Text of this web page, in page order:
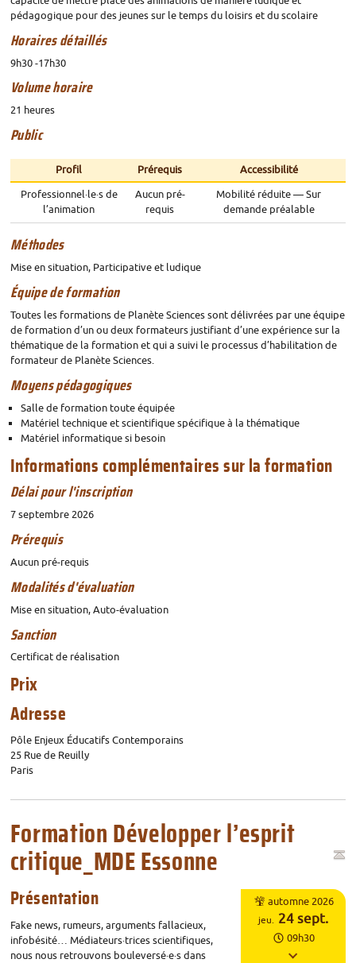
pédagogique pour des jeunes sur le temps du loisirs et du scolaire
Horaires détaillés
9h30 -17h30
Volume horaire
21 heures
Public
Profil Prérequis
Accessibilité
Professionnel·le·s de
l’animation
Aucun pré-
requis
Mobilité réduite — Sur
demande préalable
Méthodes
Mise en situation, Participative et ludique
Équipe de formation
Toutes les formations de Planète Sciences sont délivrées par une équipe
de formation d’un ou deux formateurs justifiant d’une expérience sur la
thématique de la formation et qui a suivi le processus d’habilitation de
formateur de Planète Sciences.
Moyens pédagogiques
Salle de formation toute équipée
Matériel technique et scientifique spécifique à la thématique
Matériel informatique si besoin
Informations complémentaires sur la formation
Délai pour l'inscription
7 septembre 2026
Prérequis
Aucun pré-requis
Modalités d'évaluation
Mise en situation, Auto-évaluation
Sanction
Certificat de réalisation
Prix
Adresse
Pôle Enjeux Éducatifs Contemporains
25 Rue de Reuilly
Paris
Formation Développer l’esprit
critique_MDE Essonne
Horaires
automne 2026
Du
jeu. 24 sept.
09h30
Présentation
Fake news, rumeurs, arguments fallacieux,
infobésité… Médiateurs·trices scientifiques,
nous nous retrouvons bouleversé·e·s dans